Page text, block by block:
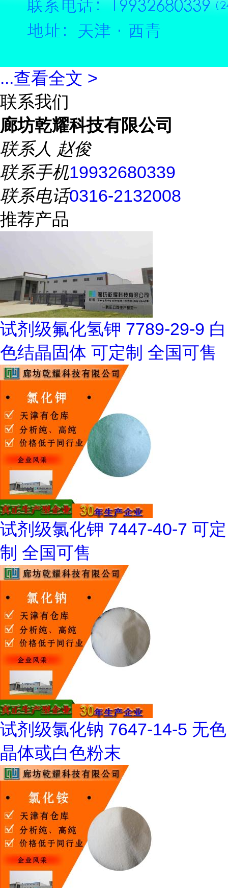
...查看全文 >
联系我们
廊坊乾耀科技有限公司
联系人 赵俊
联系手机19932680339
联系电话0316-2132008
推荐产品
试剂级氟化氢钾 7789-29-9 白
色结晶固体 可定制 全国可售
试剂级氯化钾 7447-40-7 可定
制 全国可售
试剂级氯化钠 7647-14-5 无色
晶体或白色粉末